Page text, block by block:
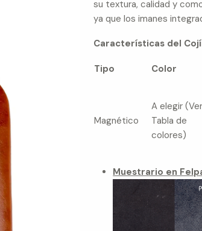
su textura, calidad y
ya que los imanes
Características del
Tipo Color
Magnético
A elegir (Ver
Tabla de
colores)
Muestrario en